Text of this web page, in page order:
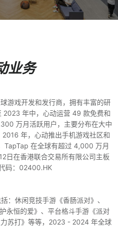
业务
游戏开发和发行商，拥有丰富的研
2023 年中，心动运营 49 款免费和
万月活跃用户，主要分布在大中
年，心动推出手机游戏社区和
TapTap 在全球有超过 4,000 万月
日在香港联合交易所有限公司主板
码：02400.HK
：休闲竞技手游《香肠派对》、
永恒的爱》、平台格斗手游《派对
苏打》等等，2023 - 2024 年全球